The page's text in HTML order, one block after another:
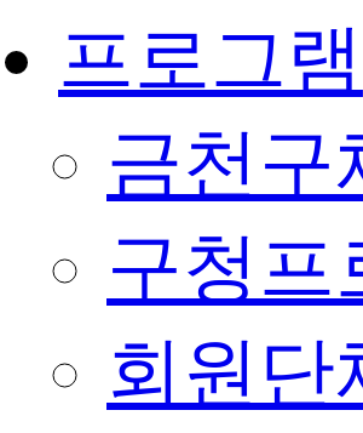
프로그램
금천구
구청프
회원단